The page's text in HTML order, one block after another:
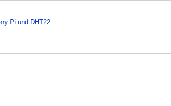
Pi und DHT22